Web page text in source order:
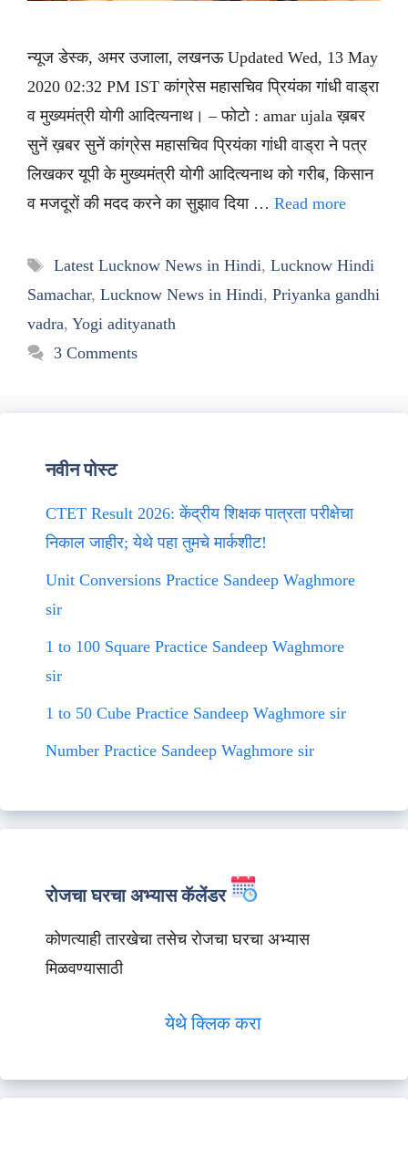
न्यूज डेस्क, अमर उजाला, लखनऊ Updated Wed, 13 May
2020 02:32 PM IST कांग्रेस महासचिव प्रियंका गांधी वाड्रा
व मुख्यमंत्री योगी आदित्यनाथ। – फोटो : amar ujala ख़बर
सुनें ख़बर सुनें कांग्रेस महासचिव प्रियंका गांधी वाड्रा ने पत्र
लिखकर यूपी के मुख्यमंत्री योगी आदित्यनाथ को गरीब, किसान
व मजदूरों की मदद करने का सुझाव दिया … Read more
Tags
Latest Lucknow News in Hindi, Lucknow Hindi
Samachar, Lucknow News in Hindi, Priyanka gandhi
vadra, Yogi adityanath
3 Comments
नवीन पोस्ट
CTET Result 2026: केंद्रीय शिक्षक पात्रता परीक्षेचा
निकाल जाहीर; येथे पहा तुमचे मार्कशीट!
Unit Conversions Practice Sandeep Waghmore
sir
1 to 100 Square Practice Sandeep Waghmore
sir
1 to 50 Cube Practice Sandeep Waghmore sir
Number Practice Sandeep Waghmore sir
रोजचा घरचा अभ्यास कॅलेंडर
कोणत्याही तारखेचा तसेच रोजचा घरचा अभ्यास
मिळवण्यासाठी
येथे क्लिक करा